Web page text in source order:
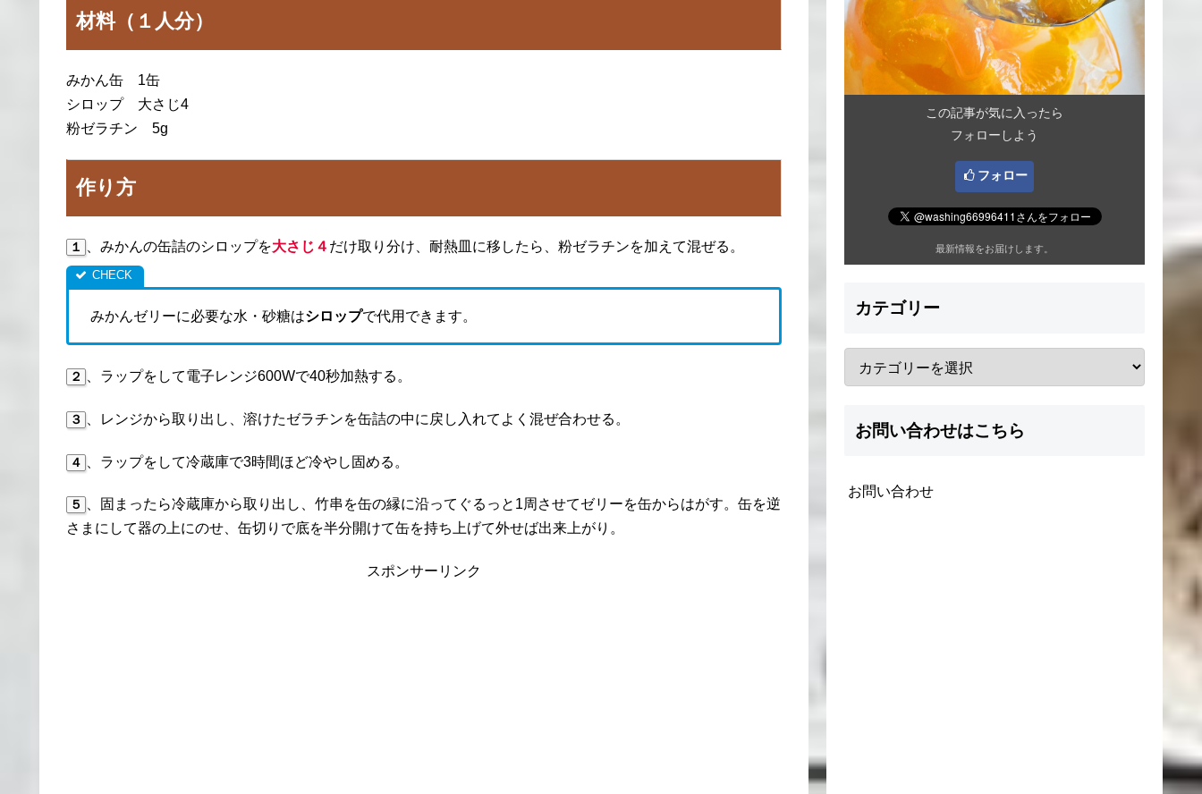
材料（１人分）
みかん缶 1缶
シロップ 大さじ4
粉ゼラチン 5g
作り方
１ 、みかんの缶詰のシロップを大さじ４ だけ取り分け、耐熱皿に移したら、粉ゼラチンを加えて混ぜる。
みかんゼリーに必要な水・砂糖はシロップで代用できます。
２ 、ラップをして電子レンジ600Wで40秒加熱する。
３ 、レンジから取り出し、溶けたゼラチンを缶詰の中に戻し入れてよく混ぜ合わせる。
４ 、ラップをして冷蔵庫で3時間ほど冷やし固める。
５ 、固まったら冷蔵庫から取り出し、竹串を缶の縁に沿ってぐるっと1周させてゼリーを缶からはがす。缶を逆
さまにして器の上にのせ、缶切りで底を半分開けて缶を持ち上げて外せば出来上がり。
スポンサーリンク
この記事が気に入ったら
フォローしよう
フォロー
最新情報をお届けします。
カテゴリー
お問い合わせはこちら
お問い合わせ